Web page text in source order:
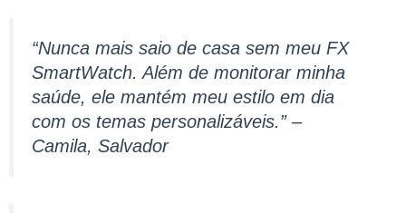
“Nunca mais saio de casa sem meu FX
SmartWatch. Além de monitorar minha
saúde, ele mantém meu estilo em dia
com os temas personalizáveis.” –
Camila, Salvador